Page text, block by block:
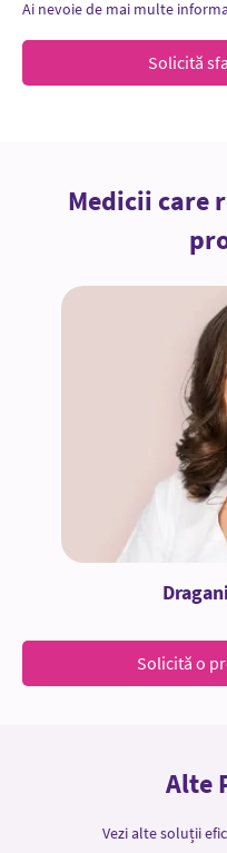
Ai nevoie de mai multe
Solicită
Medicii care
Solicită o
Alte
Vezi alte soluții